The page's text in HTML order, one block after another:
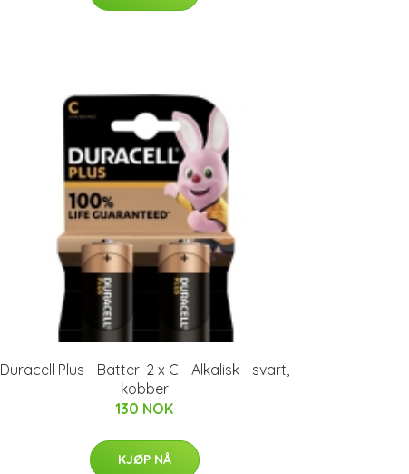
Duracell Plus - Batteri 2 x C - Alkalisk - svart,
kobber
130 NOK
KJØP NÅ